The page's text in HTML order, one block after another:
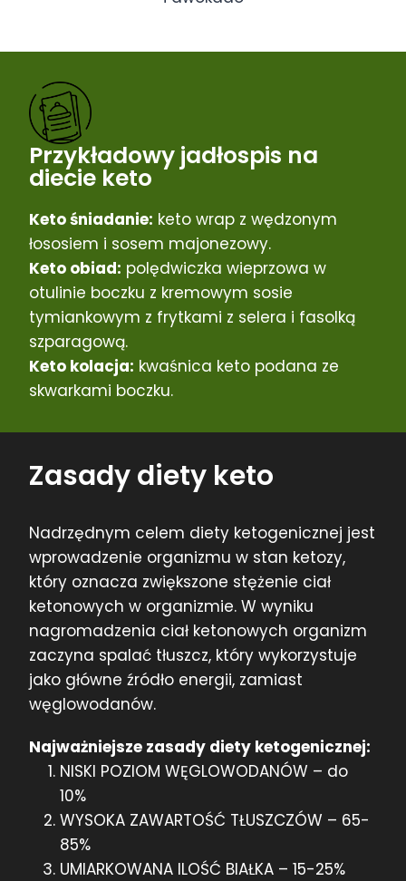
Przykładowy jadłospis na
diecie keto
Keto śniadanie: keto wrap z wędzonym
łososiem i sosem majonezowy.
Keto obiad: polędwiczka wieprzowa w
otulinie boczku z kremowym sosie
tymiankowym z frytkami z selera i fasolką
szparagową.
Keto kolacja: kwaśnica keto podana ze
skwarkami boczku.
Zasady diety keto
Nadrzędnym celem diety ketogenicznej jest
wprowadzenie organizmu w stan ketozy,
który oznacza zwiększone stężenie ciał
ketonowych w organizmie. W wyniku
nagromadzenia ciał ketonowych organizm
zaczyna spalać tłuszcz, który wykorzystuje
jako główne źródło energii, zamiast
węglowodanów.
Najważniejsze zasady diety ketogenicznej:
NISKI POZIOM WĘGLOWODANÓW – do
10%
WYSOKA ZAWARTOŚĆ TŁUSZCZÓW – 65-
85%
UMIARKOWANA ILOŚĆ BIAŁKA – 15-25%